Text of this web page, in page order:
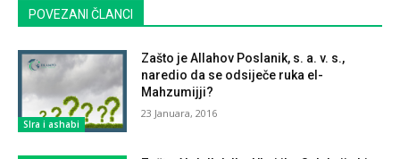
POVEZANI ČLANCI
SIra i ashabi
Zašto je Allahov Poslanik, s. a. v. s.,
naredio da se odsiječe ruka el-
Mahzumijji?
23 Januara, 2016